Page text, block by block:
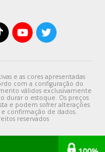
e as cores apresentadas
com a configuração do
válidos exclusivamente
durar o estoque. Os preços
e podem sofrer alterações
confirmação de dados.
reservados